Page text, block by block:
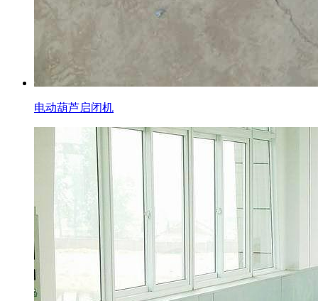
电动葫芦启闭机